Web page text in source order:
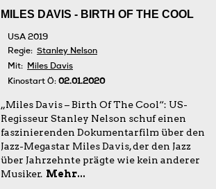
MILES DAVIS - BIRTH OF THE COOL
USA 2019
Regie: Stanley Nelson
Mit: Miles Davis
Kinostart Ö: 02.01.2020
„Miles Davis – Birth Of The Cool“: US-
Regisseur Stanley Nelson schuf einen
faszinierenden Dokumentarfilm über den
Jazz-Megastar Miles Davis, der den Jazz
über Jahrzehnte prägte wie kein anderer
Musiker. Mehr...